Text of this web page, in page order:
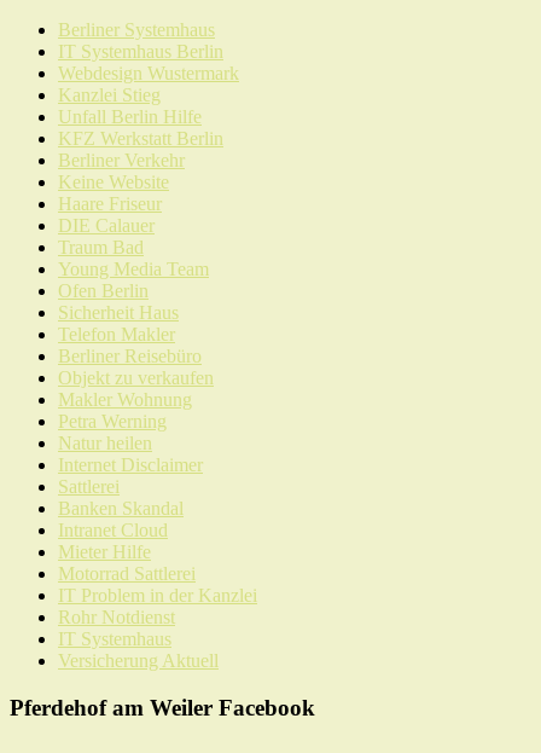
Berliner Systemhaus
IT Systemhaus Berlin
Webdesign Wustermark
Kanzlei Stieg
Unfall Berlin Hilfe
KFZ Werkstatt Berlin
Berliner Verkehr
Keine Website
Haare Friseur
DIE Calauer
Traum Bad
Young Media Team
Ofen Berlin
Sicherheit Haus
Telefon Makler
Berliner Reisebüro
Objekt zu verkaufen
Makler Wohnung
Petra Werning
Natur heilen
Internet Disclaimer
Sattlerei
Banken Skandal
Intranet Cloud
Mieter Hilfe
Motorrad Sattlerei
IT Problem in der Kanzlei
Rohr Notdienst
IT Systemhaus
Versicherung Aktuell
Pferdehof am Weiler Facebook